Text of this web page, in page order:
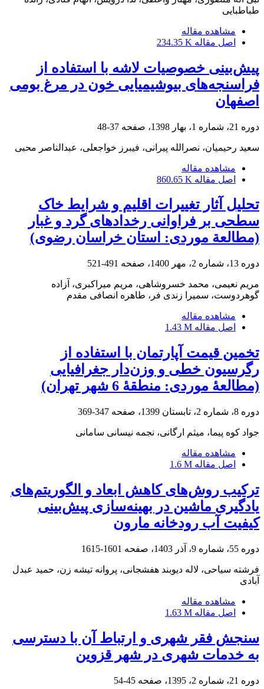
طباطبایی
مشاهده مقاله
اصل مقاله 234.35 K
پیش‌بینی خصوصیات لاشه با استفاده از
فراسنجه‌های بیوشیمیایی خون در مرغ بومی
اصفهان
دوره 21، شماره 1، بهار 1398، صفحه 37-48
سعید رحیمیان، نصرالله پیرانی، فیبرز خواجعلی، عبدالناصر محبی
مشاهده مقاله
اصل مقاله 860.65 K
تحلیل آثار تغییرات اقلیم و شرایط خاک
سطحی بر فراوانی رخداد‌های گرد و غبار
(مطالعة موردی: استان خراسان رضوی)
دوره 13، شماره 2، مهر 1400، صفحه 491-521
مریم نعیمی، محمد خسروشاهی، مریم میراکبری، آزاده
گوهردوست، سمیرا زندی فر، طاهره انصافی مقدم
مشاهده مقاله
اصل مقاله 1.43 M
تخمین قیمت آپارتمان با استفاده از
رگرسیون خطی و وزن‌دار جغرافیایی
(مطالعۀ موردی: منطقۀ 6 شهر تهران)
دوره 8، شماره 2، تابستان 1399، صفحه 347-369
جواد کوه پیما، میثم ارگانی، نجمه نیسانی سامانی
مشاهده مقاله
اصل مقاله 1.6 M
ترکیب روش‌های کاهش ابعاد و الگوریتم‌های
یادگیری ماشین در بهینه‌سازی پیش‌بینی
کیفیت آب رودخانه مارون
دوره 55، شماره 9، آذر 1403، صفحه 1601-1615
فرشته سیاحی، لاله دیوبند هفشجانی، پروانه تیشه زن، حمید عبدل
آبادی
مشاهده مقاله
اصل مقاله 1.63 M
سنجش فقر شهری و ارتباط آن با دسترسی
به خدمات شهری در شهر قزوین
دوره 21، شماره 2، 1395، صفحه 45-54